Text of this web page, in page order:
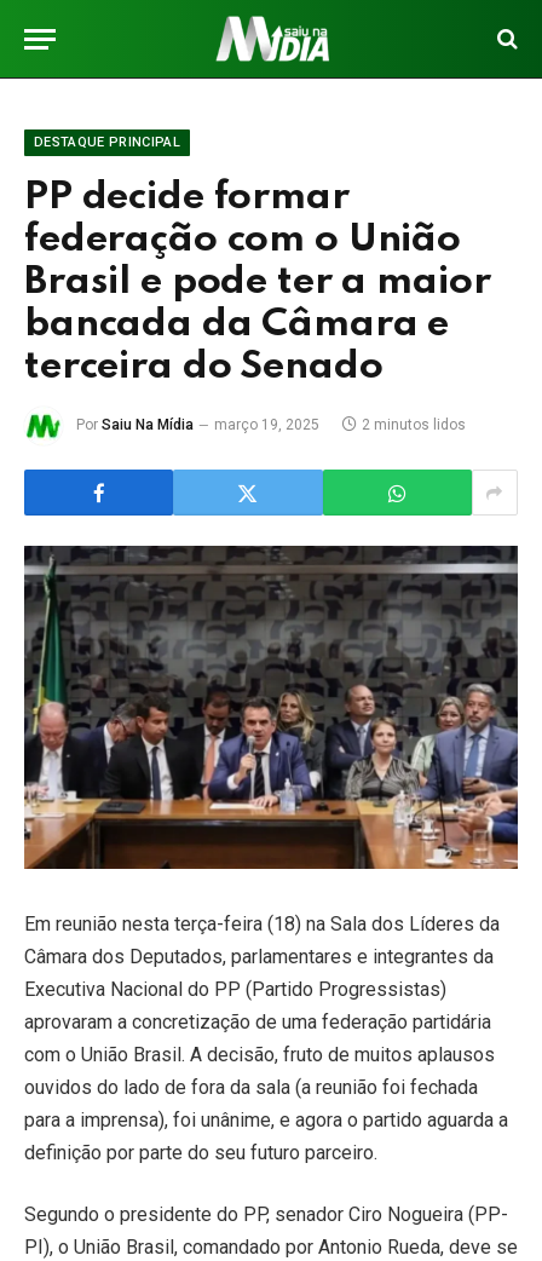
DESTAQUE PRINCIPAL
PP decide formar
federação com o União
Brasil e pode ter a maior
bancada da Câmara e
terceira do Senado
Por Saiu Na Mídia março 19, 2025 2 minutos lidos
Em reunião nesta terça-feira (18) na Sala dos Líderes da
Câmara dos Deputados, parlamentares e integrantes da
Executiva Nacional do PP (Partido Progressistas)
aprovaram a concretização de uma federação partidária
com o União Brasil. A decisão, fruto de muitos aplausos
ouvidos do lado de fora da sala (a reunião foi fechada
para a imprensa), foi unânime, e agora o partido aguarda a
definição por parte do seu futuro parceiro.
Segundo o presidente do PP, senador Ciro Nogueira (PP-
PI), o União Brasil, comandado por Antonio Rueda, deve se